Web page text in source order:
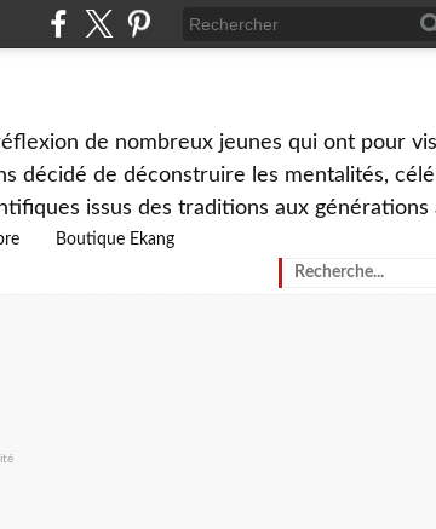
de nombreux jeunes qui ont pour
décidé de déconstruire les mentalités,
issus des traditions aux générations
Boutique Ekang